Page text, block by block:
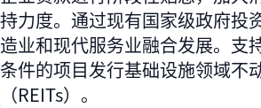
持力度。通过现有国家级政府投
造业和现代服务业融合发展。支
条件的项目发行基础设施领域不
（REITs）。